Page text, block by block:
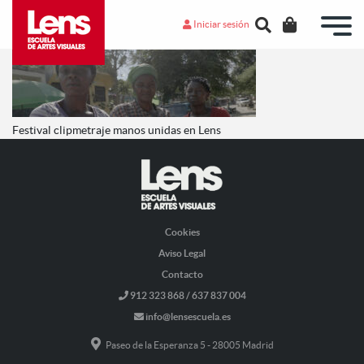
Iniciar sesión
Festival clipmetraje manos unidas en Lens
Cookies
Aviso Legal
Contacto
912 323 868 / 637 837 004
info@lensescuela.es
Paseo de la Esperanza 5 - 28005 Madrid